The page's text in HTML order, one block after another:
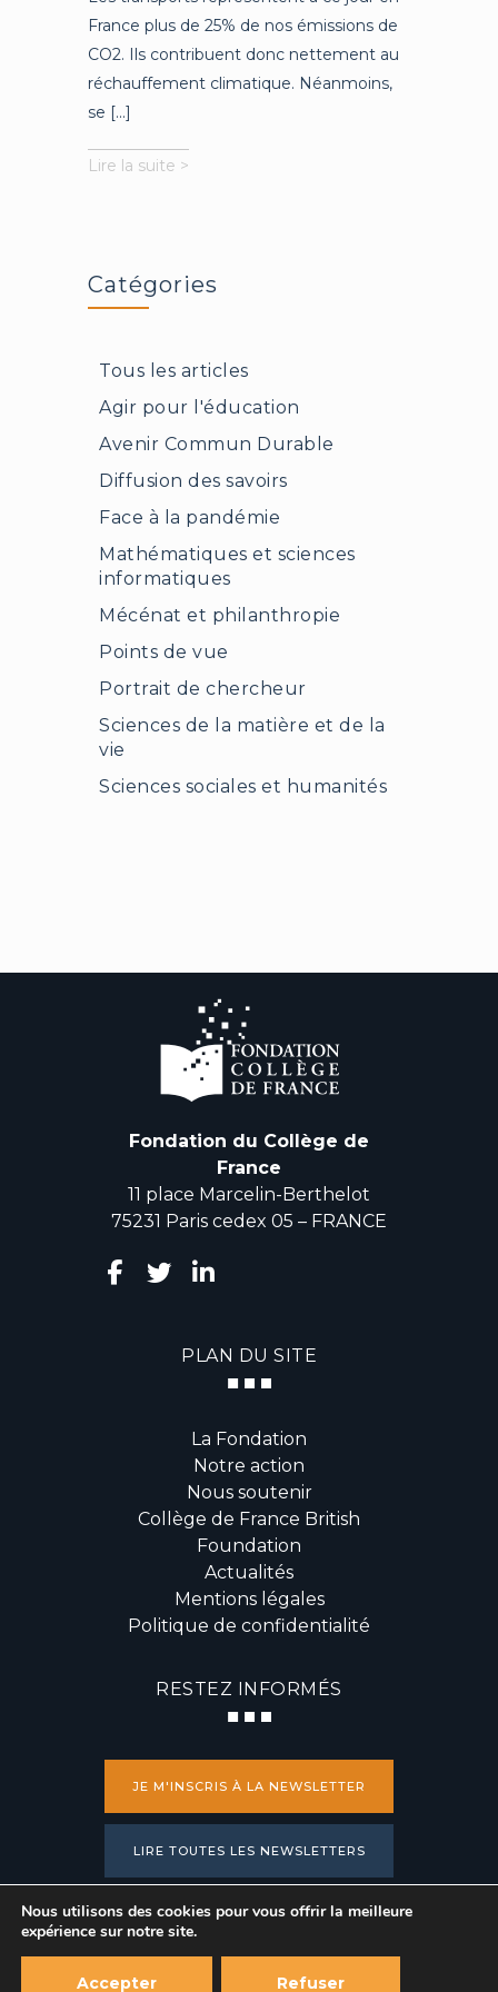
France plus de 25% de nos émissions de
CO2. Ils contribuent donc nettement au
réchauffement climatique. Néanmoins,
se [...]
Lire la suite >
Catégories
Tous les articles
Agir pour l'éducation
Avenir Commun Durable
Diffusion des savoirs
Face à la pandémie
Mathématiques et sciences
informatiques
Mécénat et philanthropie
Points de vue
Portrait de chercheur
Sciences de la matière et de la
vie
Sciences sociales et humanités
Fondation du Collège de
France
11 place Marcelin-Berthelot
75231 Paris cedex 05 – FRANCE
PLAN DU SITE
La Fondation
Notre action
Nous soutenir
Collège de France British
Foundation
Actualités
Mentions légales
Politique de confidentialité
RESTEZ INFORMÉS
JE M'INSCRIS À LA NEWSLETTER
LIRE TOUTES LES NEWSLETTERS
PRESSE
Nous utilisons des cookies pour vous offrir la meilleure
expérience sur notre site.
Accepter Refuser